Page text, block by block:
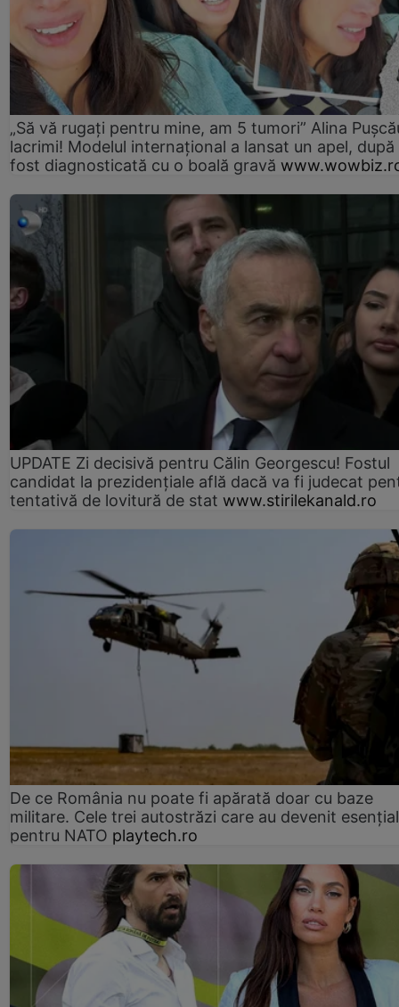
„Să vă rugați pentru mine, am 5 tumori” Alina
lacrimi! Modelul internațional a lansat un apel, după
fost diagnosticată cu o boală gravă
UPDATE Zi decisivă pentru Călin Georgescu! Fostul
candidat la prezidențiale află dacă va fi judecat
tentativă de lovitură de stat www.stirilekanald.ro
De ce România nu poate fi apărată doar cu baze
militare. Cele trei autostrăzi care au devenit
pentru NATO playtech.ro